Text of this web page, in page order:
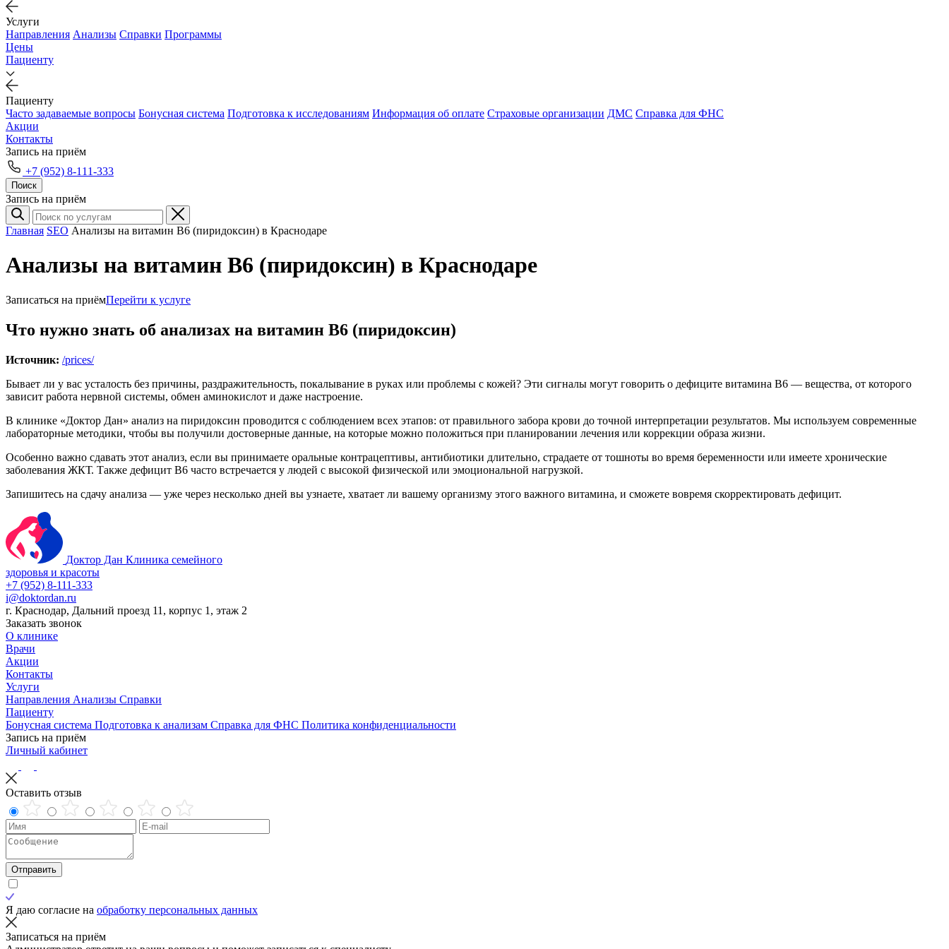
Услуги
Направления Анализы Справки Программы
Цены
Пациенту
Пациенту
Часто задаваемые вопросы Бонусная система Подготовка к исследованиям Информация об оплате Страховые организации ДМС Справка для ФНС
Акции
Контакты
Запись на приём
+7 (952) 8-111-333
Поиск
Запись на приём
Главная SEO Анализы на витамин В6 (пиридоксин) в Краснодаре
Анализы на витамин В6 (пиридоксин) в Краснодаре
Записаться на приёмПерейти к услуге
Что нужно знать об анализах на витамин В6 (пиридоксин)
Источник: /prices/
Бывает ли у вас усталость без причины, раздражительность, покалывание в руках или проблемы с кожей? Эти сигналы могут говорить о дефиците витамина В6 — вещества, от которого
зависит работа нервной системы, обмен аминокислот и даже настроение.
В клинике «Доктор Дан» анализ на пиридоксин проводится с соблюдением всех этапов: от правильного забора крови до точной интерпретации результатов. Мы используем современные
лабораторные методики, чтобы вы получили достоверные данные, на которые можно положиться при планировании лечения или коррекции образа жизни.
Особенно важно сдавать этот анализ, если вы принимаете оральные контрацептивы, антибиотики длительно, страдаете от тошноты во время беременности или имеете хронические
заболевания ЖКТ. Также дефицит В6 часто встречается у людей с высокой физической или эмоциональной нагрузкой.
Запишитесь на сдачу анализа — уже через несколько дней вы узнаете, хватает ли вашему организму этого важного витамина, и сможете вовремя скорректировать дефицит.
Доктор Дан Клиника семейного
здоровья и красоты
+7 (952) 8-111-333
i@doktordan.ru
г. Краснодар, Дальний проезд 11, корпус 1, этаж 2
Заказать звонок
О клинике
Врачи
Акции
Контакты
Услуги
Направления Анализы Справки
Пациенту
Бонусная система Подготовка к анализам Справка для ФНС Политика конфиденциальности
Запись на приём
Личный кабинет
Оставить отзыв
Отправить
Я даю согласие на обработку персональных данных
Записаться на приём